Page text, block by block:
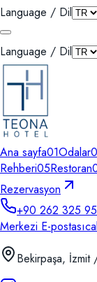
Language / Dil
Language / Dil
Ana sayfa01Odalar
Rehberi05Restoran
Rezervasyon
+90 262 325
Merkezi E-postası
Bekirpaşa, İzmit